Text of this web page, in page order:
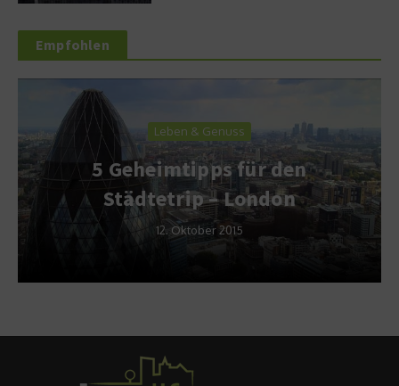
Empfohlen
Leben & Genuss
5 Geheimtipps für den
Städtetrip – London
12. Oktober 2015